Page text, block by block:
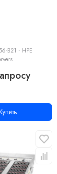
B21 - HPE